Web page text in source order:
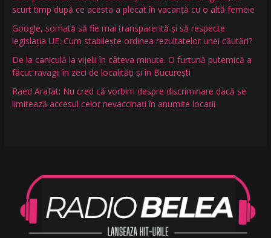
scurt timp după ce acesta a plecat în vacanță cu o altă femeie
Google, somată să fie mai transparentă și să respecte
legislația UE: Cum stabilește ordinea rezultatelor unei căutări?
De la caniculă la vijelii în câteva minute. O furtună puternică a
făcut ravagii în zeci de localități și în București
Raed Arafat: Nu cred că vorbim despre discriminare dacă se
limitează accesul celor nevaccinați în anumite locații